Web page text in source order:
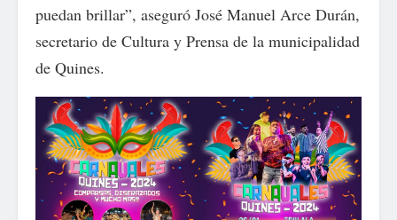
puedan brillar”, aseguró José Manuel Arce Durán,
secretario de Cultura y Prensa de la municipalidad
de Quines.